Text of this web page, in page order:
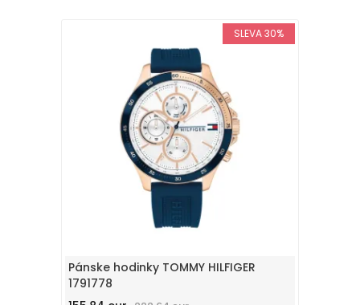
SLEVA 30%
Pánske hodinky TOMMY HILFIGER
1791778